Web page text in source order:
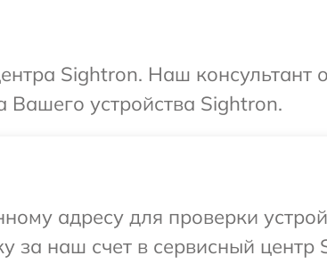
Sightron. Наш консультант
устройства Sightron.
адресу для проверки
за наш счет в сервисный центр